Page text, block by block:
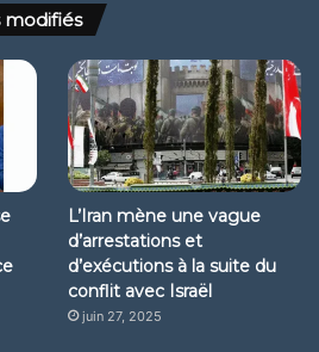
modifiés
L’Iran mène une vague
d’arrestations et
d’exécutions à la suite du
conflit avec Israël
juin 27, 2025